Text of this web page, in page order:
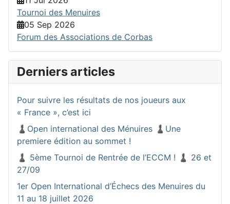
Tournoi des Menuires
05 Sep 2026
Forum des Associations de Corbas
Derniers articles
Pour suivre les résultats de nos joueurs aux
« France », c’est ici
♟️Open international des Ménuires ♟️Une
premiere édition au sommet !
♟️ 5ème Tournoi de Rentrée de l’ECCM ! ♟️ 26 et
27/09
1er Open International d’Échecs des Menuires du
11 au 18 juillet 2026